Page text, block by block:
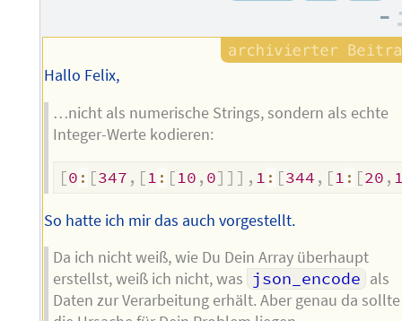
–
Hallo Felix,
…nicht als numerische Strings, sondern als echte
Integer-Werte kodieren:
[0 : [347 , [1 : [10 , 0] ] ] , 1 : [344 , [1 : [20 ,
So hatte ich mir das auch vorgestellt.
Da ich nicht weiß, wie Du Dein Array überhaupt
erstellst, weiß ich nicht, was json_encode als
Daten zur Verarbeitung erhält. Aber genau da sollte